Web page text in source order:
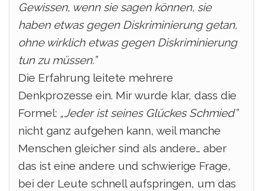
Gewissen, wenn sie sagen können, sie
haben etwas gegen Diskriminierung getan,
ohne wirklich etwas gegen Diskriminierung
tun zu müssen.”
Die Erfahrung leitete mehrere
Denkprozesse ein. Mir wurde klar, dass die
Formel: „Jeder ist seines Glückes Schmied”
nicht ganz aufgehen kann, weil manche
Menschen gleicher sind als andere… aber
das ist eine andere und schwierige Frage,
bei der Leute schnell aufspringen, um das